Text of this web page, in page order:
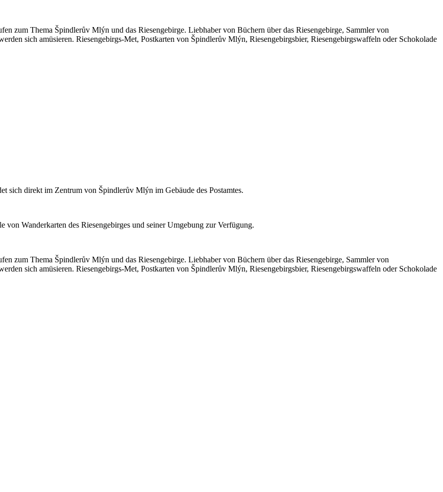
zum Thema Špindlerův Mlýn und das Riesengebirge. Liebhaber von Büchern über das Riesengebirge, Sammler von
sich amüsieren. Riesengebirgs-Met, Postkarten von Špindlerův Mlýn, Riesengebirgsbier, Riesengebirgswaffeln oder Schokolade
sich direkt im Zentrum von Špindlerův Mlýn im Gebäude des Postamtes.
Wanderkarten des Riesengebirges und seiner Umgebung zur Verfügung.
zum Thema Špindlerův Mlýn und das Riesengebirge. Liebhaber von Büchern über das Riesengebirge, Sammler von
sich amüsieren. Riesengebirgs-Met, Postkarten von Špindlerův Mlýn, Riesengebirgsbier, Riesengebirgswaffeln oder Schokolade